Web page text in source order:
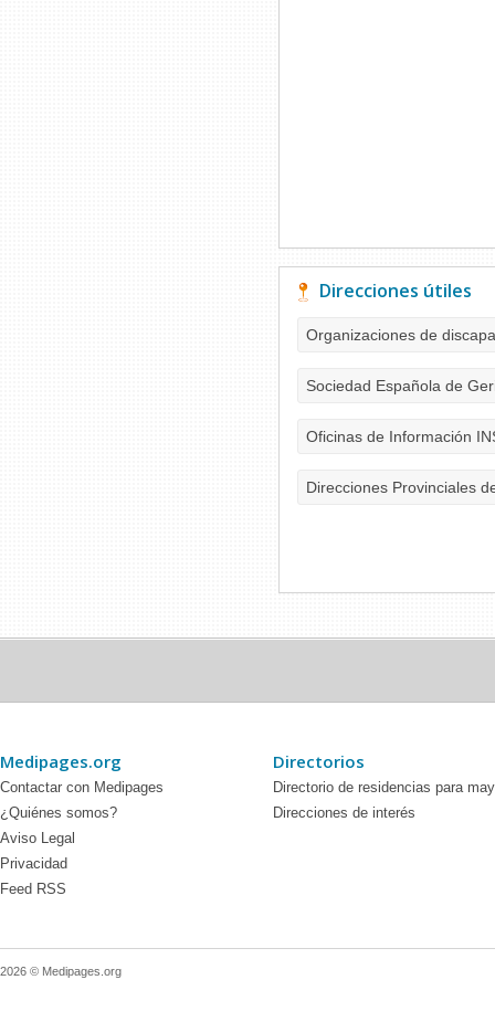
Direcciones útiles
Organizaciones de
Sociedad Española de
Oficinas de Información
Direcciones Provinciales
Medipages.org
Contactar con Medipages
¿Quiénes somos?
Aviso Legal
Privacidad
Feed RSS
Directorios
Directorio de residencias para
Direcciones de interés
2026 © Medipages.org